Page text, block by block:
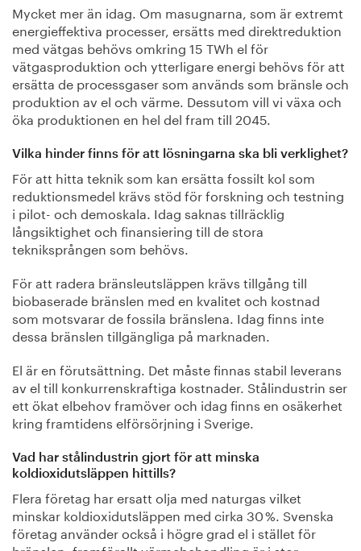
Mycket mer än idag. Om masugnarna, som är extremt
energieffektiva processer, ersätts med direktreduktion
med vätgas behövs omkring 15 TWh el för
vätgasproduktion och ytterligare energi behövs för att
ersätta de processgaser som används som bränsle och
produktion av el och värme. Dessutom vill vi växa och
öka produktionen en hel del fram till 2045.
Vilka hinder finns för att lösningarna ska bli verklighet?
För att hitta teknik som kan ersätta fossilt kol som
reduktionsmedel krävs stöd för forskning och testning
i pilot- och demoskala. Idag saknas tillräcklig
långsiktighet och finansiering till de stora
tekniksprången som behövs.
För att radera bränsleutsläppen krävs tillgång till
biobaserade bränslen med en kvalitet och kostnad
som motsvarar de fossila bränslena. Idag finns inte
dessa bränslen tillgängliga på marknaden.
El är en förutsättning. Det måste finnas stabil leverans
av el till konkurrenskraftiga kostnader. Stålindustrin ser
ett ökat elbehov framöver och idag finns en osäkerhet
kring framtidens elförsörjning i Sverige.
Vad har stålindustrin gjort för att minska
koldioxidutsläppen hittills?
Flera företag har ersatt olja med naturgas vilket
minskar koldioxidutsläppen med cirka 30 %. Svenska
företag använder också i högre grad el i stället för